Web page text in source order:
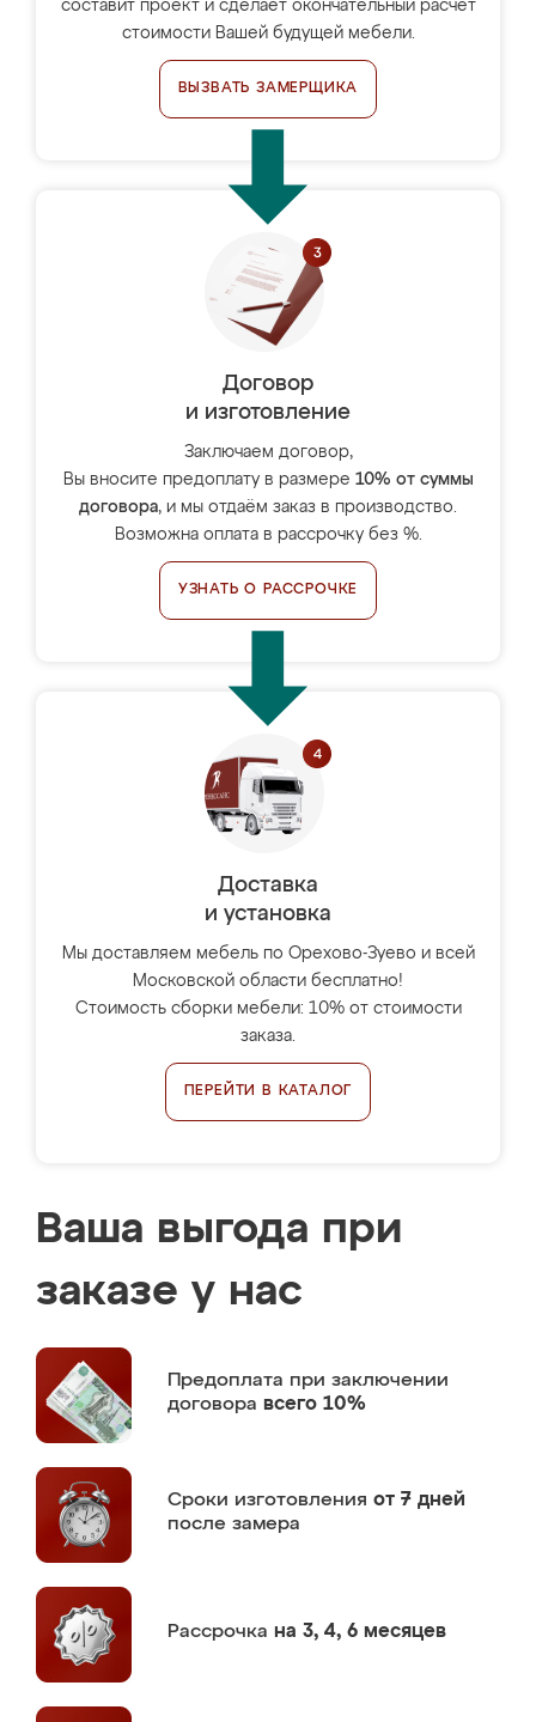
составит проект и сделает окончательный расчёт
стоимости Вашей будущей мебели.
ВЫЗВАТЬ ЗАМЕРЩИКА
Договор
и изготовление
Заключаем договор,
Вы вносите предоплату в размере 10% от суммы
договора, и мы отдаём заказ в производство.
Возможна оплата в рассрочку без %.
УЗНАТЬ О РАССРОЧКЕ
Доставка
и установка
Мы доставляем мебель по Орехово-Зуево и всей
Московской области бесплатно!
Стоимость сборки мебели: 10% от стоимости
заказа.
ПЕРЕЙТИ В КАТАЛОГ
Ваша выгода при
заказе у нас
Предоплата при заключении
договора всего 10%
Сроки изготовления от 7 дней
после замера
Рассрочка на 3, 4, 6 месяцев